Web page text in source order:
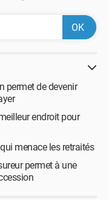
permet de devenir
endroit pour
menace les retraités
permet à une